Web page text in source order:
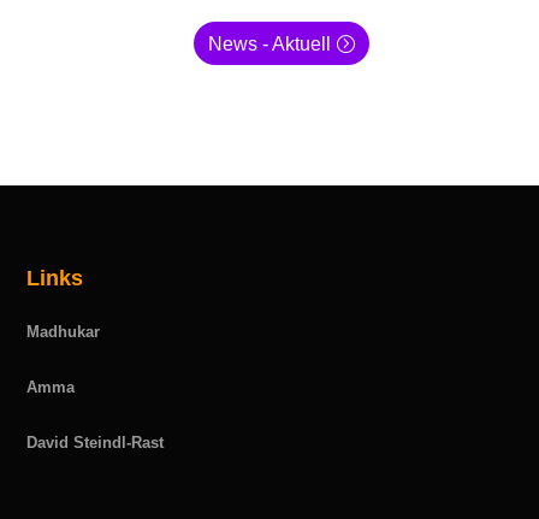
News - Aktuell
Links
Madhukar
Amma
David Steindl-Rast